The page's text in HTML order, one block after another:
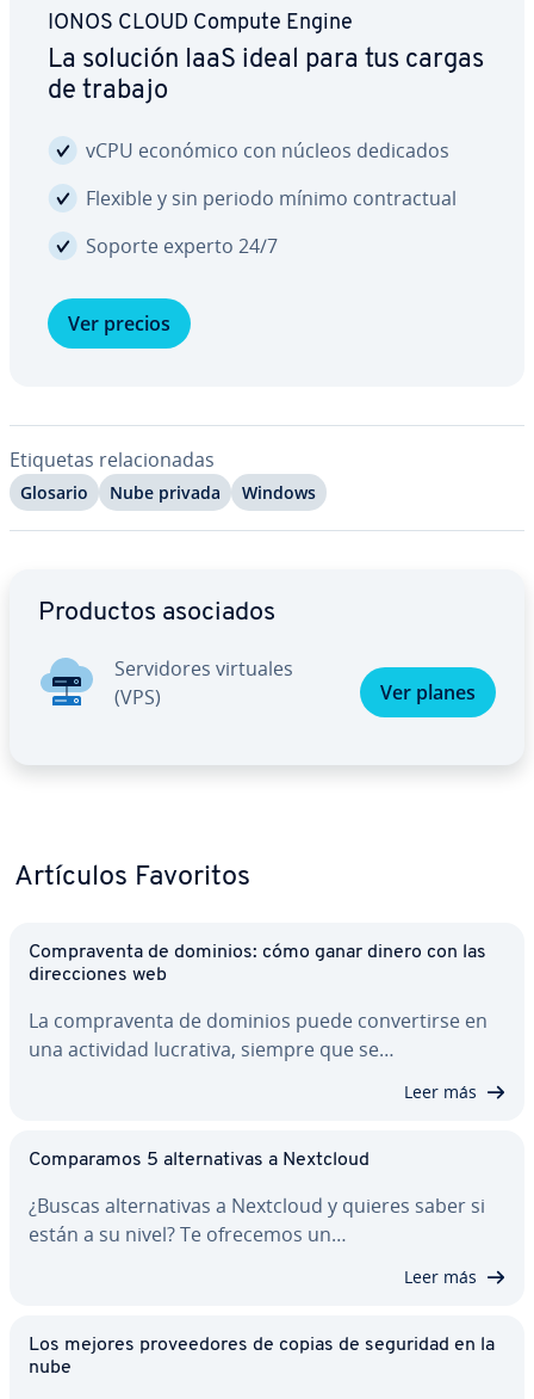
IONOS CLOUD Compute Engine
La solución IaaS ideal para tus cargas
de trabajo
vCPU económico con núcleos dedicados
Flexible y sin periodo mínimo co­n­tra­c­tual
Soporte experto 24/7
Ver precios
Etiquetas re­la­cio­na­das
Glosario Nube privada Windows
Productos asociados
Se­r­vi­do­res virtuales
(VPS)
Ver planes
Artículos Favoritos
Co­m­pra­ve­n­ta de dominios: cómo ganar dinero con las
di­re­c­cio­nes web
La co­m­pra­ve­n­ta de dominios puede co­n­ve­r­ti­r­se en
una actividad lucrativa, siempre que se…
Leer más
Co­m­pa­ra­mos 5 al­te­r­na­ti­vas a Nextcloud
¿Buscas al­te­r­na­ti­vas a Nextcloud y quieres saber si
están a su nivel? Te ofrecemos un…
Leer más
Los mejores pro­vee­do­res de copias de seguridad en la
nube